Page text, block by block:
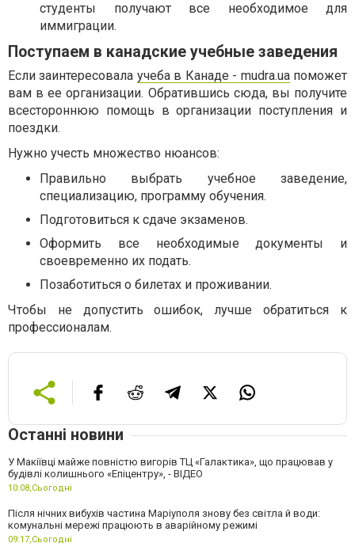
студенты получают все необходимое для
иммиграции.
Поступаем в канадские учебные заведения
Если заинтересовала учеба в Канаде - mudra.uaпоможет
вам в ее организации. Обратившись сюда, вы получите
всестороннюю помощь в организации поступления и
поездки.
Нужно учесть множество нюансов:
Правильно выбрать учебное заведение,
специализацию, программу обучения.
Подготовиться к сдаче экзаменов.
Оформить все необходимые документы и
своевременно их подать.
Позаботиться о билетах и проживании.
Чтобы не допустить ошибок, лучше обратиться к
профессионалам.
Останні новини
У Макіївці майже повністю вигорів ТЦ «Галактика», що працював у
будівлі колишнього «Епіцентру», - ВІДЕО
10:08,Сьогодні
Після нічних вибухів частина Маріуполя знову без світла й води:
комунальні мережі працюють в аварійному режимі
09:17,Сьогодні